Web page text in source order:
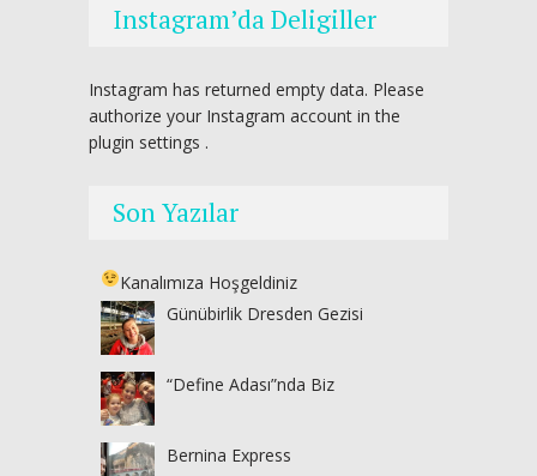
Instagram’da Deligiller
Instagram has returned empty data. Please
authorize your Instagram account in the
plugin settings .
Son Yazılar
Kanalımıza Hoşgeldiniz
Günübirlik Dresden Gezisi
“Define Adası”nda Biz
Bernina Express